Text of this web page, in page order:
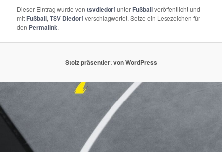
Dieser Eintrag wurde vontsvdiedorfunter Fußballveröffentlicht und
mit Fußball,TSV Diedorfverschlagwortet. Setze ein Lesezeichen für
den Permalink.
Stolz präsentiert von WordPress